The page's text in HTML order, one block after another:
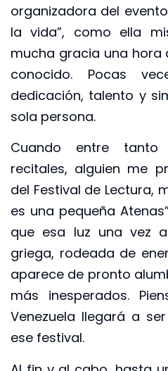
organizadora del
la vida”, como ella
mucha gracia una hora
conocido. Pocas
dedicación, talento y
sola persona.
Cuando entre
recitales, alguien me
del Festival de Lectura,
es una pequeña
que esa luz una vez
griega, rodeada de
aparece de pronto
más inesperados.
Venezuela llegará a
ese festival.